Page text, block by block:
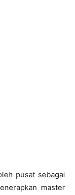
pusat sebagai
master